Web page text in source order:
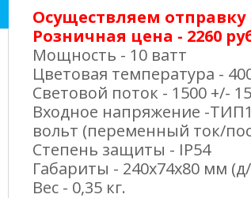
Осуществляем
Розничная цена - 2260
Мощность - 10 ватт
Цветовая температура -
Световой поток - 1500 +/-
Входное напряжение -
вольт (переменный ток/
Степень защиты - IP54
Габариты - 240х74х80 мм
Вес - 0,35 кг.